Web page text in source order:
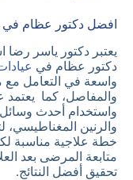
افضل دكتور عظام في
يعتبر دكتور ياسر
دكتور عظام في
واسعة في التعامل مع
والمفاصل، كما يعتمد
واستخدام أحدث
والرنين
خطة علاجية مناسبة
متابعة المرضى بعد
تحقيق أفضل النتائج.